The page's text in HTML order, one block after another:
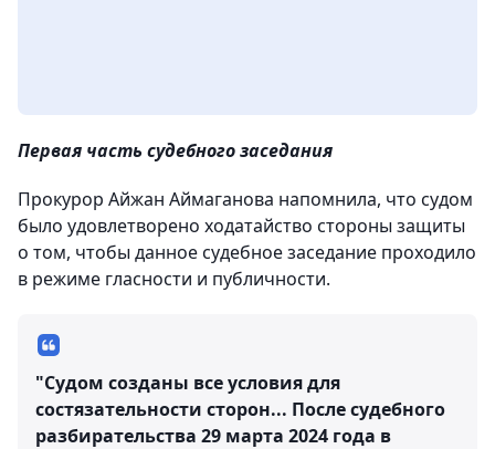
Первая часть судебного заседания
Прокурор Айжан Аймаганова напомнила, что судом
было удовлетворено ходатайство стороны защиты
о том, чтобы данное судебное заседание проходило
в режиме гласности и публичности.
"Судом созданы все условия для
состязательности сторон... После судебного
разбирательства 29 марта 2024 года в